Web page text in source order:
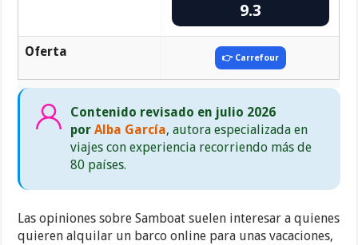
9.3
Oferta 👉 Carrefour
Contenido revisado en julio 2026
porAlba García, autora especializada en
viajes con experiencia recorriendo más de
80 países.
Las opiniones sobre Samboat suelen interesar a quienes
quieren alquilar un barco online para unas vacaciones,